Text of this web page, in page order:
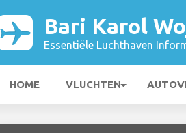
Bari Karol
Essentiële Luchthaven
HOME VLUCHTEN